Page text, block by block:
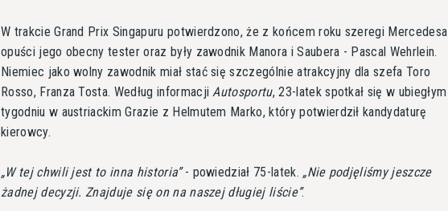
W trakcie Grand Prix Singapuru potwierdzono, że z końcem roku szeregi Mercedesa
opuści jego obecny tester oraz były zawodnik Manora i Saubera - Pascal Wehrlein.
Niemiec jako wolny zawodnik miał stać się szczególnie atrakcyjny dla szefa Toro
Rosso, Franza Tosta. Według informacji Autosportu, 23-latek spotkał się w ubiegłym
tygodniu w austriackim Grazie z Helmutem Marko, który potwierdził kandydaturę
kierowcy.
W tej chwili jest to inna historia - powiedział 75-latek.
Nie podjęliśmy jeszcze
żadnej decyzji. Znajduje się on na naszej długiej liście .